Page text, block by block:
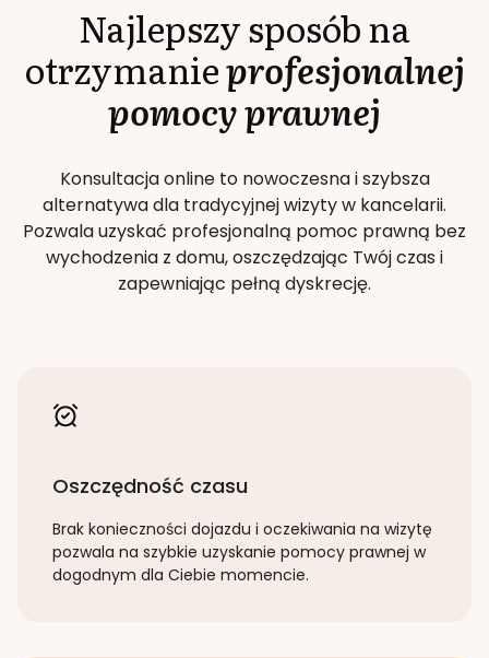
Najlepszy sposób na
otrzymanieprofesjonalnej
pomocy prawnej
Konsultacja online to nowoczesna i szybsza
alternatywa dla tradycyjnej wizyty w kancelarii.
Pozwala uzyskać profesjonalną pomoc prawną bez
wychodzenia z domu, oszczędzając Twój czas i
zapewniając pełną dyskrecję.
Oszczędność czasu
Brak konieczności dojazdu i oczekiwania na wizytę
pozwala na szybkie uzyskanie pomocy prawnej w
dogodnym dla Ciebie momencie.